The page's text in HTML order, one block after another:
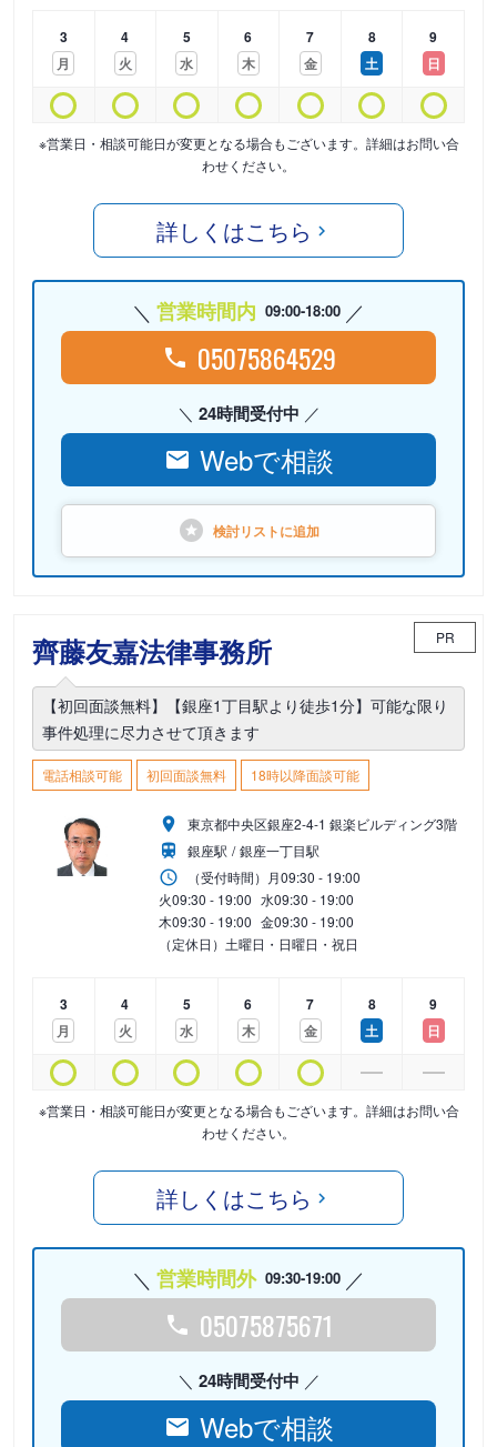
3
月
4
火
5
水
6
木
7
金
8
土
9
日
※営業日・相談可能日が変更となる場合もございます。詳細はお問い合
わせください。
詳しくはこちら
営業時間内 09:00-18:00
05075864529
24時間受付中
Webで相談
検討リストに追加
齊藤友嘉法律事務所 PR
【初回面談無料】【銀座1丁目駅より徒歩1分】可能な限り
事件処理に尽力させて頂きます
電話相談可能 初回面談無料 18時以降面談可能
東京都中央区銀座2-4-1 銀楽ビルディング3階
銀座駅
銀座一丁目駅
（受付時間） 月09:30 - 19:00
火09:30 - 19:00 水09:30 - 19:00
木09:30 - 19:00 金09:30 - 19:00
（定休日）土曜日・日曜日・祝日
3
月
4
火
5
水
6
木
7
金
8
土
9
日
※営業日・相談可能日が変更となる場合もございます。詳細はお問い合
わせください。
詳しくはこちら
営業時間外 09:30-19:00
05075875671
24時間受付中
Webで相談